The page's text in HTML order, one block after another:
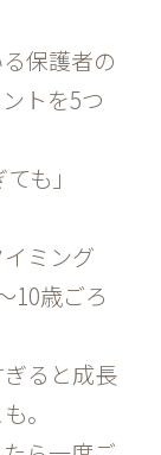
保護者の
トを5つ
も」
ミング
10歳ごろ
ると成長
。